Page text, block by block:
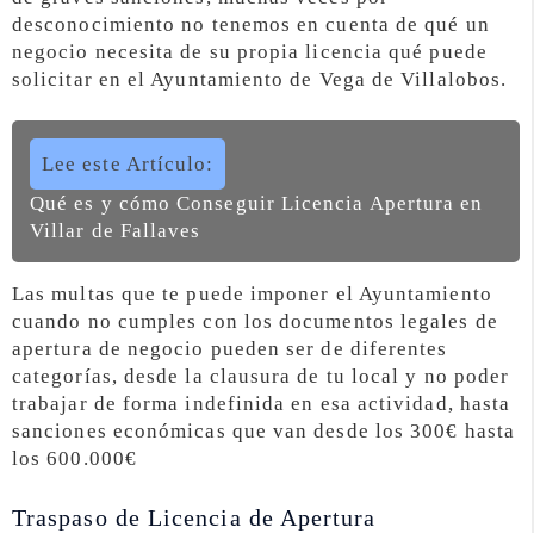
desconocimiento no tenemos en cuenta de qué un
negocio necesita de su propia licencia qué puede
solicitar en el Ayuntamiento de Vega de Villalobos.
Lee este Artículo:
Qué es y cómo Conseguir Licencia Apertura en
Villar de Fallaves
Las multas que te puede imponer el Ayuntamiento
cuando no cumples con los documentos legales de
apertura de negocio pueden ser de diferentes
categorías, desde la clausura de tu local y no poder
trabajar de forma indefinida en esa actividad, hasta
sanciones económicas que van desde los 300€ hasta
los 600.000€
Traspaso de Licencia de Apertura